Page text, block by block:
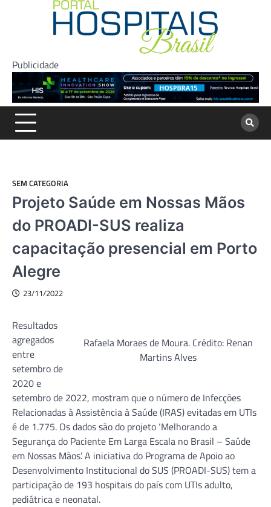
Publicidade
SEM CATEGORIA
Projeto Saúde em Nossas Mãos
do PROADI-SUS realiza
capacitação presencial em Porto
Alegre
23/11/2022
Rafaela Moraes de Moura. Crédito: Renan
Martins Alves
Resultados
agregados
entre
setembro de
2020 e
setembro de 2022, mostram que o número de Infecções
Relacionadas à Assistência à Saúde (IRAS) evitadas em UTIs
é de 1.775. Os dados são do projeto ‘Melhorando a
Segurança do Paciente Em Larga Escala no Brasil – Saúde
em Nossas Mãos’. A iniciativa do Programa de Apoio ao
Desenvolvimento Institucional do SUS (PROADI-SUS) tem a
participação de 193 hospitais do país com UTIs adulto,
pediátrica e neonatal.